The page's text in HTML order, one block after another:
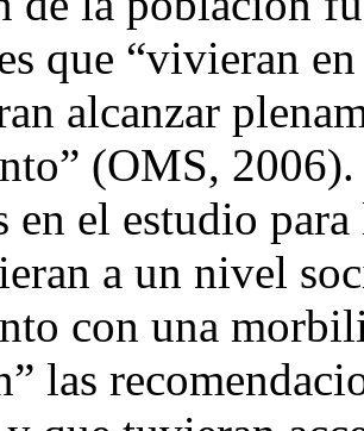
que “vivieran
alcanzar
(OMS, 2006).
en el estudio
a un nivel
con una
las